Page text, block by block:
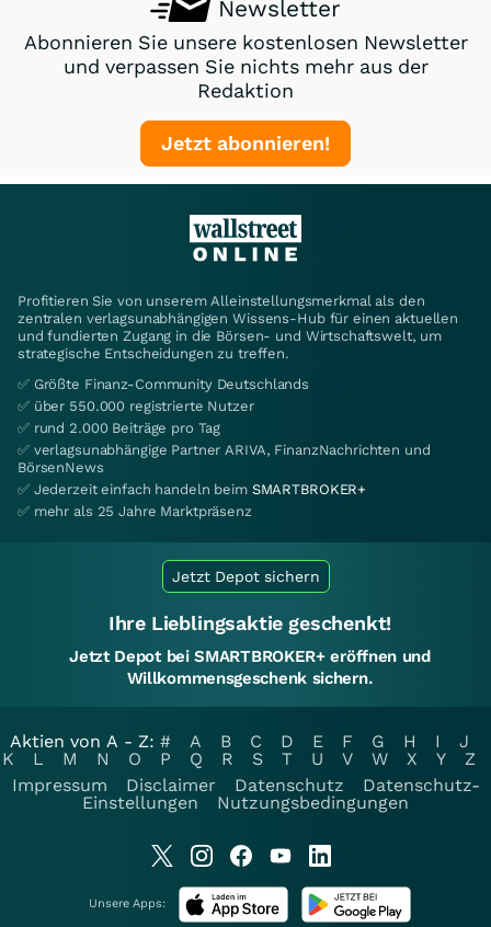
Newsletter
Abonnieren Sie unsere kostenlosen Newsletter
und verpassen Sie nichts mehr aus der
Redaktion
Jetzt abonnieren!
Profitieren Sie von unserem Alleinstellungsmerkmal als den
zentralen verlagsunabhängigen Wissens-Hub für einen aktuellen
und fundierten Zugang in die Börsen- und Wirtschaftswelt, um
strategische Entscheidungen zu treffen.
✅ Größte Finanz-Community Deutschlands
✅ über 550.000 registrierte Nutzer
✅ rund 2.000 Beiträge pro Tag
✅ verlagsunabhängige Partner ARIVA, FinanzNachrichten und
BörsenNews
✅ Jederzeit einfach handeln beim SMARTBROKER+
✅ mehr als 25 Jahre Marktpräsenz
Jetzt Depot sichern
Ihre Lieblingsaktie geschenkt!
Jetzt Depot bei SMARTBROKER+ eröffnen und
Willkommensgeschenk sichern.
Aktien von A - Z: # A B C D E F G H I
J
K
L M N O P Q R S T U V W X Y
Z
Impressum
Disclaimer Datenschutz
Datenschutz-
Einstellungen
Nutzungsbedingungen
Unsere Apps: